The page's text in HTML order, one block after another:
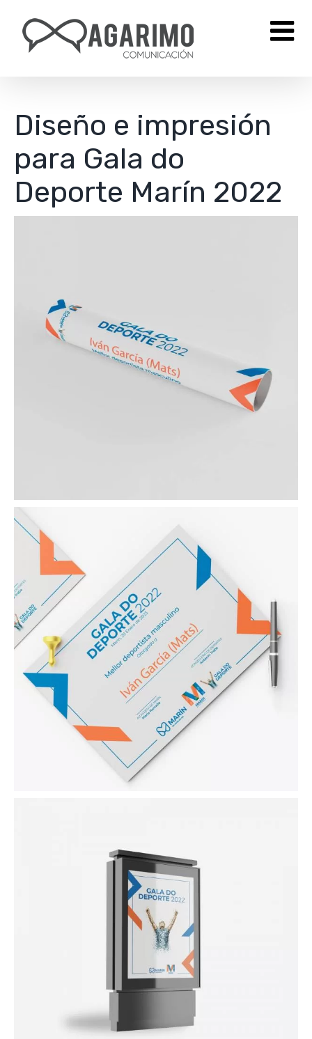
contenido
Diseño e impresión
para Gala do
Deporte Marín 2022